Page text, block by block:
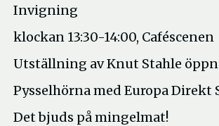
Invigning
klockan 13:30-14:00, Caféscenen
Utställning av Knut Stahle
Pysselhörna med Europa Direkt
Det bjuds på mingelmat!